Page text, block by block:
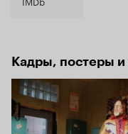
Кадры, постеры и